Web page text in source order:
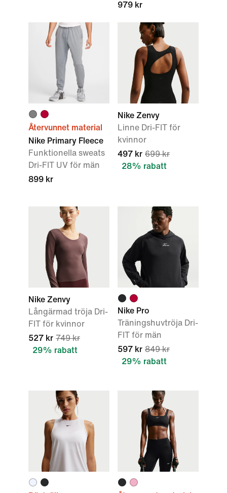
979 kr
Återvunnet material
Nike Primary Fleece
Funktionella sweats
Dri-FIT UV för män
899 kr
Nike Zenvy
Linne Dri-FIT för
kvinnor
497 kr 699 kr
28% rabatt
Nike Zenvy
Långärmad tröja Dri-
FIT för kvinnor
527 kr 749 kr
29% rabatt
Nike Pro
Träningshuvtröja Dri-
FIT för män
597 kr 849 kr
29% rabatt